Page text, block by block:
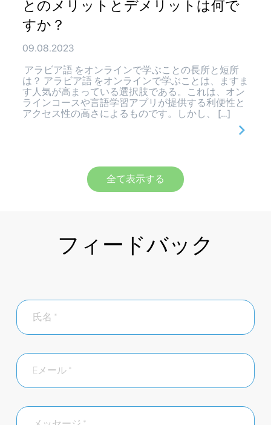
とのメリットとデメリットは何で
すか？
09.08.2023
アラビア語 をオンラインで学ぶことの長所と短所
は？ アラビア語 をオンラインで学ぶことは、ますま
す人気が高まっている選択肢である。これは、オン
ラインコースや言語学習アプリが提供する利便性と
アクセス性の高さによるものです。しかし、 […]
全て表示する
フィードバック